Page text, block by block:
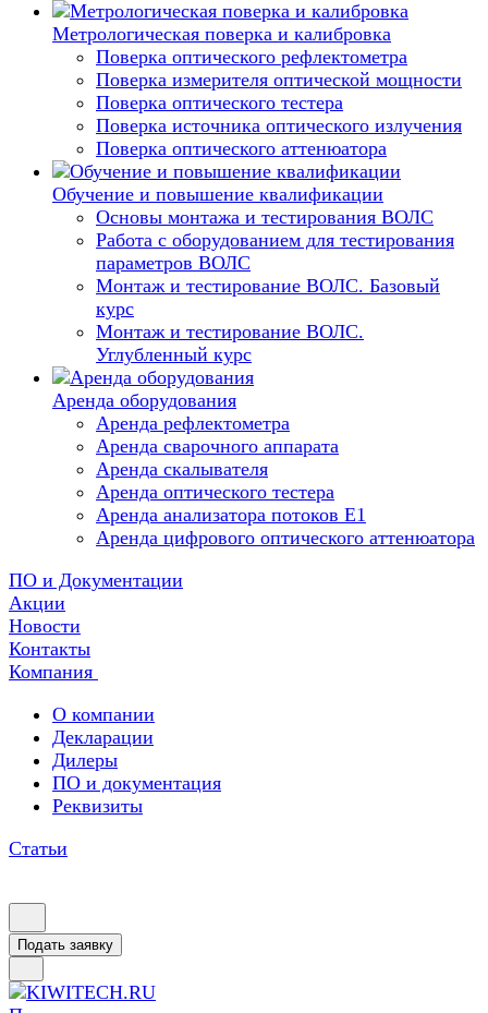
Метрологическая поверка и калибровка
Поверка оптического рефлектометра
Поверка измерителя оптической мощности
Поверка оптического тестера
Поверка источника оптического излучения
Поверка оптического аттенюатора
Обучение и повышение квалификации
Основы монтажа и тестирования ВОЛС
Работа с оборудованием для тестирования
параметров ВОЛС
Монтаж и тестирование ВОЛС. Базовый
курс
Монтаж и тестирование ВОЛС.
Углубленный курс
Аренда оборудования
Аренда рефлектометра
Аренда сварочного аппарата
Аренда скалывателя
Аренда оптического тестера
Аренда анализатора потоков Е1
Аренда цифрового оптического аттенюатора
ПО и Документации
Акции
Новости
Контакты
Компания
О компании
Декларации
Дилеры
ПО и документация
Реквизиты
Статьи
Подать заявку